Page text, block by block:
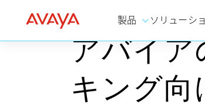
製品 ソリューシ
アバイア
キング向